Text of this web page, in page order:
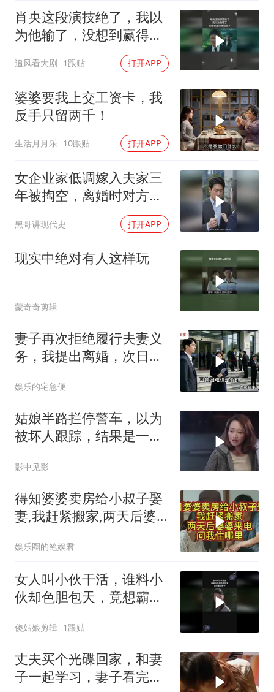
路虎卫士限时降17万 BBA已集体降价
下党之路
肖央这段演技绝了，我以
为他输了，没想到赢得太
追风看大剧 1跟贴 打开APP
婆婆要我上交工资卡，我
反手只留两千！
生活月月乐 10跟贴 打开APP
女企业家低调嫁入夫家三
年被掏空，离婚时对方才
黑哥讲现代史 打开APP
现实中绝对有人这样玩
蒙奇奇剪辑
妻子再次拒绝履行夫妻义
务，我提出离婚，次日前
娱乐的宅急便
姑娘半路拦停警车，以为
被坏人跟踪，结果是一场
影中见影
得知婆婆卖房给小叔子娶
妻,我赶紧搬家,两天后婆
娱乐圈的笔娱君
女人叫小伙干活，谁料小
伙却色胆包天，竟想霸占
傻姑娘剪辑 1跟贴
丈夫买个光碟回家，和妻
子一起学习，妻子看完反